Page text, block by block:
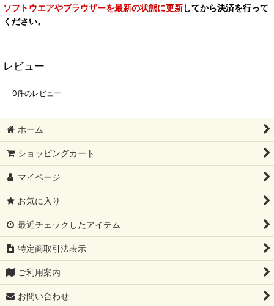
ソフトウエアやブラウザーを最新の状態に更新してから決済を行って
ください。
レビュー
0件のレビュー
ホーム
ショッピングカート
マイページ
お気に入り
最近チェックしたアイテム
特定商取引法表示
ご利用案内
お問い合わせ